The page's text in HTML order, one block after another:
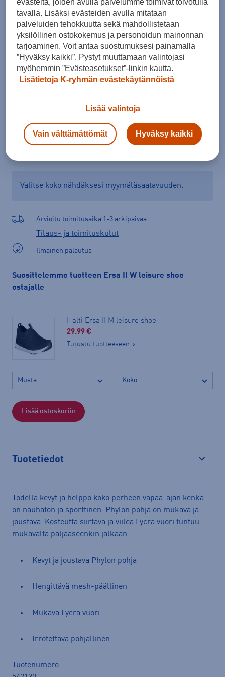
Koko
36 37 38 39 40 41
Kokotaulukko
Tarkista saatavuus ja tilaa myymälästä
Valitse koko nähdäksesi myymäläsaatavuuden.
Arvioitu toimitusaika 1-3 arkipäivää.
Tilaus- ja toimituskulut
Ilmainen palautus
Suosittelemme tuotteen Ersa II W leisure shoe
ostajalle
Halti Ersa II M leisure shoe
29.99 €
Tutustu tuotteeseen
Lisää ostoskoriin
Tuotetiedot
Todella kevyt ja helppo koko perheen vapaa-ajan kenkä
on nauhaton ja sporttinen. Phylon pohja on mukava ja
joustava. Kosteutta siirtävä ja viileä Lycra vuori tuntuu
mukavalta paljaaseenkin jalkaan.
Kevyt ja joustava Phylon pohja
Hengittävä mesh-päällinen
Mukava Lycra vuori
Irrotettava pohjallinen
Tuotenumero
evästeitä, joiden avulla palvelumme toimivat toivotulla
tavalla. Lisäksi evästeiden avulla mitataan
palveluiden tehokkuutta sekä mahdollistetaan
yksilöllinen ostokokemus ja personoidun mainonnan
tarjoaminen. Voit antaa suostumuksesi painamalla
”Hyväksy kaikki”. Pystyt muuttamaan valintojasi
myöhemmin ”Evästeasetukset”-linkin kautta.
Lisätietoja K-ryhmän evästekäytännöistä
Lisää valintoja
Vain välttämättömät Hyväksy kaikki